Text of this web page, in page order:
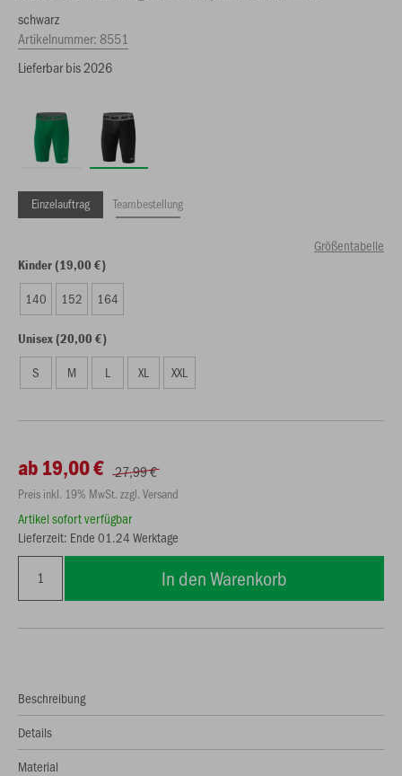
schwarz
Artikelnummer:8551
Lieferbar bis 2026
Einzelauftrag Teambestellung
Größentabelle
Kinder (19,00 €)
140 152 164
Unisex (20,00 €)
S M L XL XXL
ab 19,00 € 27,99 €
Preis inkl. 19% MwSt. zzgl. Versand
Artikel sofort verfügbar
Lieferzeit: Ende 01.24 Werktage
In den Warenkorb
Beschreibung
Details
Material